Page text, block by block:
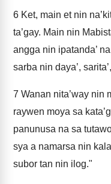
6 Ket, main et nin
ta’gay. Main nin
angga nin ipatanda’
sarba nin daya’,
7 Wanan nita’way nin
raywen moya sa
panunusa na sa
sya a namarsa nin
subor tan nin ilog."